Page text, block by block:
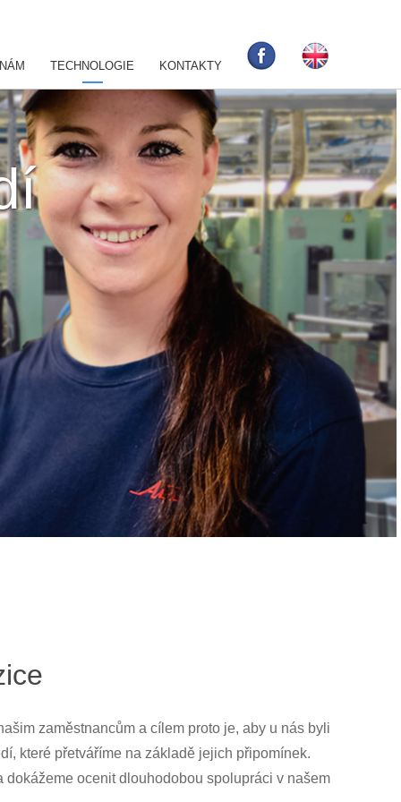
TECHNOLOGIE KONTAKTY
zaměstnancům a cílem proto je, aby u nás byli
které přetváříme na základě jejich připomínek.
ocenit dlouhodobou spolupráci v našem